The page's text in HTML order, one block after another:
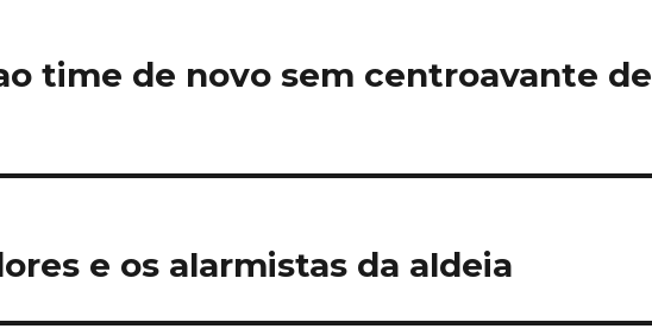
time de novo sem centroavante de
e os alarmistas da aldeia